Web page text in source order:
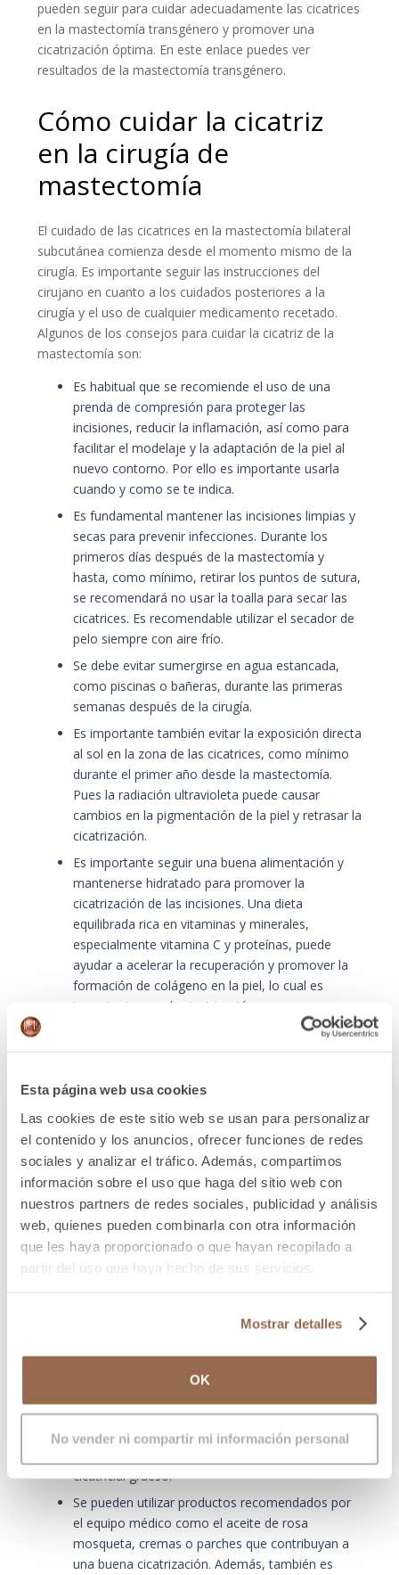
Esta página web usa cookies
Las cookies de este sitio web se usan para personalizar
el contenido y los anuncios, ofrecer funciones de redes
sociales y analizar el tráfico. Además, compartimos
información sobre el uso que haga del sitio web con
nuestros partners de redes sociales, publicidad y análisis
web, quienes pueden combinarla con otra información
que les haya proporcionado o que hayan recopilado a
partir del uso que haya hecho de sus servicios.
Mostrar detalles
OK
No vender ni compartir mi información personal
pueden seguir para cuidar adecuadamente las cicatrices
en la mastectomía transgénero y promover una
cicatrización óptima. En este enlace puedes ver
resultados de la mastectomía transgénero.
Cómo cuidar la cicatriz
en la cirugía de
mastectomía
El cuidado de las cicatrices en la mastectomía bilateral
subcutánea comienza desde el momento mismo de la
cirugía. Es importante seguir las instrucciones del
cirujano en cuanto a los cuidados posteriores a la
cirugía y el uso de cualquier medicamento recetado.
Algunos de los consejos para cuidar la cicatriz de la
mastectomía son:
Es habitual que se recomiende el uso de una
prenda de compresión para proteger las
incisiones, reducir la inflamación, así como para
facilitar el modelaje y la adaptación de la piel al
nuevo contorno. Por ello es importante usarla
cuando y como se te indica.
Es fundamental mantener las incisiones limpias y
secas para prevenir infecciones. Durante los
primeros días después de la mastectomía y
hasta, como mínimo, retirar los puntos de sutura,
se recomendará no usar la toalla para secar las
cicatrices. Es recomendable utilizar el secador de
pelo siempre con aire frío.
Se debe evitar sumergirse en agua estancada,
como piscinas o bañeras, durante las primeras
semanas después de la cirugía.
Es importante también evitar la exposición directa
al sol en la zona de las cicatrices, como mínimo
durante el primer año desde la mastectomía.
Pues la radiación ultravioleta puede causar
cambios en la pigmentación de la piel y retrasar la
cicatrización.
Es importante seguir una buena alimentación y
mantenerse hidratado para promover la
cicatrización de las incisiones. Una dieta
equilibrada rica en vitaminas y minerales,
especialmente vitamina C y proteínas, puede
ayudar a acelerar la recuperación y promover la
formación de colágeno en la piel, lo cual es
importante para la cicatrización.
Es fundamental evitar fumar y el consumo de
correcta cicatrización y el alcohol puede retrasar
la recuperación. Si es posible, se debe intentar
dejar de fumar semanas antes de la cirugía y
continuar sin hacerlo hasta que se consiga una
buena cicatrización.
Es importante seguir las recomendaciones del
cirujano en cuanto a la actividad física después de
la mastectomía bilateral subcutánea. Durante las
primeras semanas, es importante evitar levantar
las incisiones. Sin embargo, es importante
zona de las cicatrices una vez que el cirujano lo
haya autorizado. Esto puede ayudar a suavizar las
cicatricial grueso.
Se pueden utilizar productos recomendados por
el equipo médico como el aceite de rosa
mosqueta, cremas o parches que contribuyan a
una buena cicatrización. Además, también es